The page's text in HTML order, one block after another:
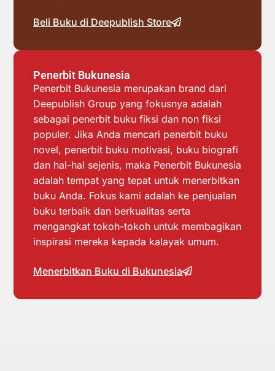
Beli Buku di Deepublish Store
Penerbit Bukunesia
Penerbit Bukunesia merupakan brand dari
Deepublish Group yang fokusnya adalah
sebagai penerbit buku fiksi dan non fiksi
populer. Jika Anda mencari penerbit buku
novel, penerbit buku motivasi, buku biografi
dan hal-hal sejenis, maka Penerbit Bukunesia
adalah tempat yang tepat untuk menerbitkan
buku Anda. Fokus kami adalah ke penjualan
buku terbaik dan berkualitas serta
mengangkat tokoh-tokoh untuk membagikan
inspirasi mereka kepada kalayak umum.
Menerbitkan Buku di Bukunesia